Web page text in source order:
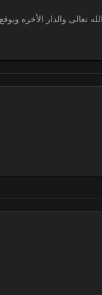
تعالى والدار الأخره